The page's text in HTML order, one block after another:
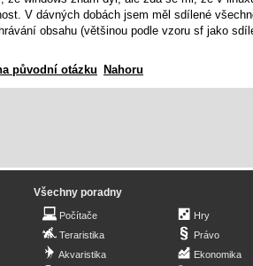
V dávných dobách jsem měl sdílené
obsahu (většinou podle vzoru sf jako
původní otázku Nahoru
Všechny poradny
Počítače
Teraristika
Akvaristika
Hry
Právo
Ekonomika